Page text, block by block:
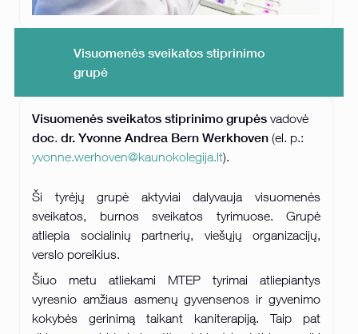
Visuomenės sveikatos stiprinimo
grupė
Visuomenės sveikatos stiprinimo grupės vadovė
doc. dr. Yvonne Andrea Bern Werkhoven (el. p.:
yvonne.werhoven@kaunokolegija.lt).
Ši tyrėjų grupė aktyviai dalyvauja visuomenės
sveikatos, burnos sveikatos tyrimuose. Grupė
atliepia socialinių partnerių, viešųjų organizacijų,
verslo poreikius.
Šiuo metu atliekami MTEP tyrimai atliepiantys
vyresnio amžiaus asmenų gyvensenos ir gyvenimo
kokybės gerinimą taikant kaniterapiją. Taip pat